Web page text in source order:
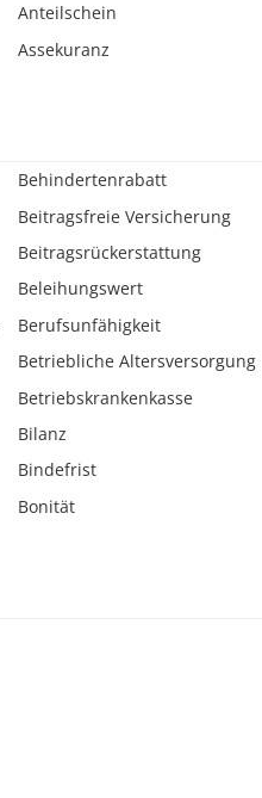
Anteilschein
Assekuranz
Behindertenrabatt
Beitragsfreie Versicherung
Beitragsrückerstattung
Beleihungswert
Berufsunfähigkeit
Betriebliche Altersversorgung
Betriebskrankenkasse
Bilanz
Bindefrist
Bonität